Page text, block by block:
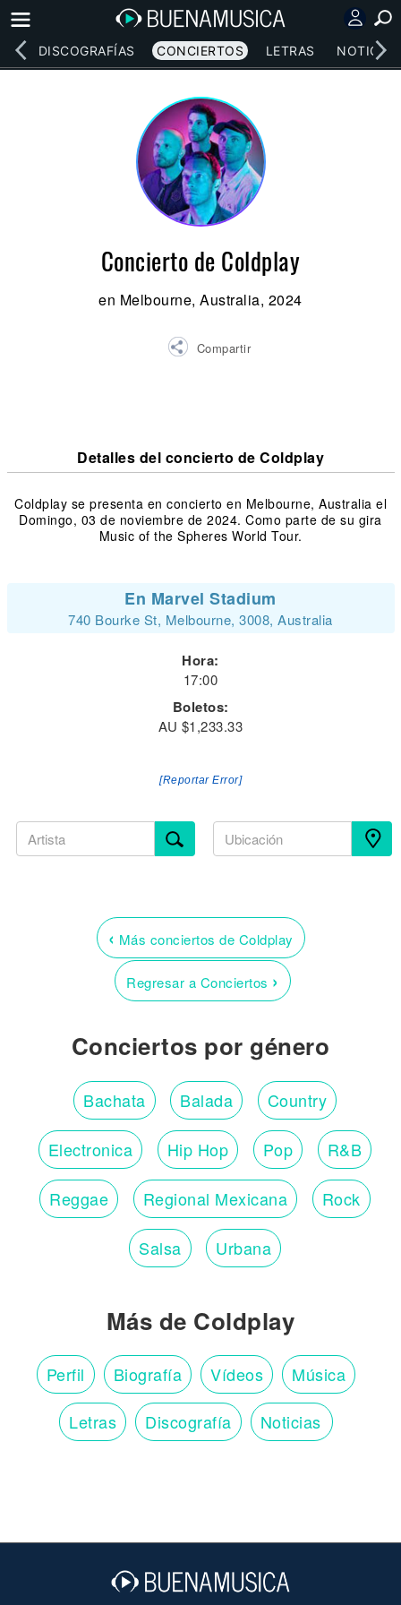
DISCOGRAFÍAS CONCIERTOS LETRAS NOTICIAS
Concierto de Coldplay
en Melbourne, Australia, 2024
Compartir
Detalles del concierto de Coldplay
Coldplay se presenta en concierto en Melbourne, Australia el
Domingo, 03 de noviembre de 2024. Como parte de su gira
Music of the Spheres World Tour.
En Marvel Stadium
740 Bourke St, Melbourne, 3008, Australia
Hora:
17:00
Boletos:
AU $1,233.33
[Reportar Error]
‹ Más conciertos de Coldplay
Regresar a Conciertos ›
Conciertos por género
Bachata Balada Country
Electronica Hip Hop Pop R&B
Reggae Regional Mexicana Rock
Salsa Urbana
Más de Coldplay
Perfil Biografía Vídeos Música
Letras Discografía Noticias